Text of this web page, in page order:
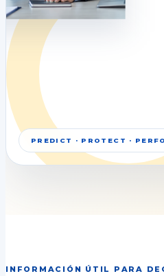
PREDICT · PROTECT ·
INFORMACIÓN ÚTIL PARA